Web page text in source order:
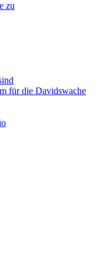
zu
für die Davidswache